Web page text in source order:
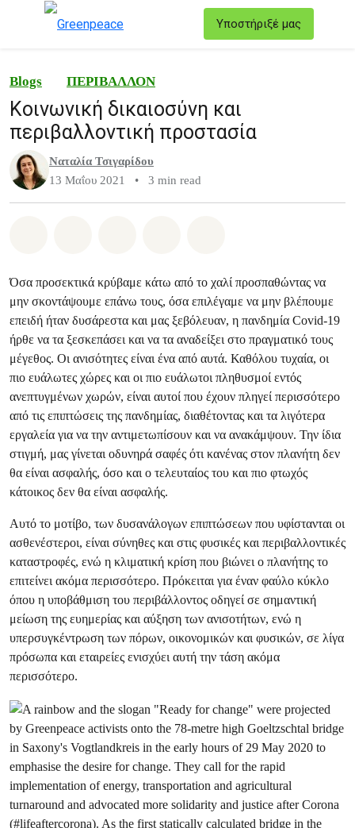
Υποστήριξέ μας
Blogs ΠΕΡΙΒΑΛΛΟΝ
Κοινωνική δικαιοσύνη και
περιβαλλοντική προστασία
Ναταλία Τσιγαρίδου
13 Μαΐου 2021
• 3 min read
Όσα προσεκτικά κρύβαμε κάτω από το χαλί προσπαθώντας να
μην σκοντάψουμε επάνω τους, όσα επιλέγαμε να μην βλέπουμε
επειδή ήταν δυσάρεστα και μας ξεβόλευαν, η πανδημία Covid-19
ήρθε να τα ξεσκεπάσει και να τα αναδείξει στο πραγματικό τους
μέγεθος. Οι ανισότητες είναι ένα από αυτά. Καθόλου τυχαία, οι
πιο ευάλωτες χώρες και οι πιο ευάλωτοι πληθυσμοί εντός
ανεπτυγμένων χωρών, είναι αυτοί που έχουν πληγεί περισσότερο
από τις επιπτώσεις της πανδημίας, διαθέτοντας και τα λιγότερα
εργαλεία για να την αντιμετωπίσουν και να ανακάμψουν. Την ίδια
στιγμή, μας γίνεται οδυνηρά σαφές ότι κανένας στον πλανήτη δεν
θα είναι ασφαλής, όσο και ο τελευταίος του και πιο φτωχός
κάτοικος δεν θα είναι ασφαλής.
Αυτό το μοτίβο, των δυσανάλογων επιπτώσεων που υφίστανται οι
ασθενέστεροι, είναι σύνηθες και στις φυσικές και περιβαλλοντικές
καταστροφές, ενώ η κλιματική κρίση που βιώνει ο πλανήτης το
επιτείνει ακόμα περισσότερο. Πρόκειται για έναν φαύλο κύκλο
όπου η υποβάθμιση του περιβάλλοντος οδηγεί σε σημαντική
μείωση της ευημερίας και αύξηση των ανισοτήτων, ενώ η
υπερσυγκέντρωση των πόρων, οικονομικών και φυσικών, σε λίγα
πρόσωπα και εταιρείες ενισχύει αυτή την τάση ακόμα
περισσότερο.